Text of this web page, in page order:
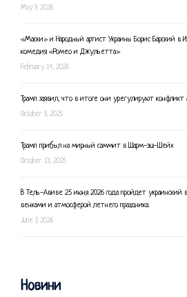
May 9, 2026
«Маски» и Народный артист Украины Борис Барский в
комедия «Ромео и Джульетта»
February 14, 2026
Трамп заявил, что в итоге они урегулируют
October 9, 2025
Трамп прибыл на мирный саммит в Шарм-эш-Шейх
October 13, 2025
В Тель-Авиве 25 июня 2026 года пройдет украинский
венками и атмосферой летнего праздника.
June 7, 2026
Новини